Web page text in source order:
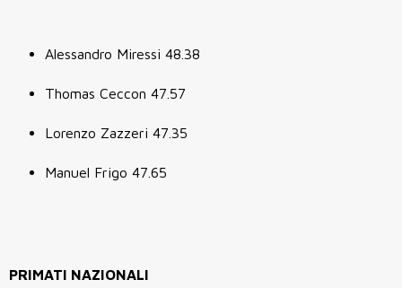
Alessandro Miressi 48.38
Thomas Ceccon 47.57
Lorenzo Zazzeri 47.35
Manuel Frigo 47.65
PRIMATI NAZIONALI